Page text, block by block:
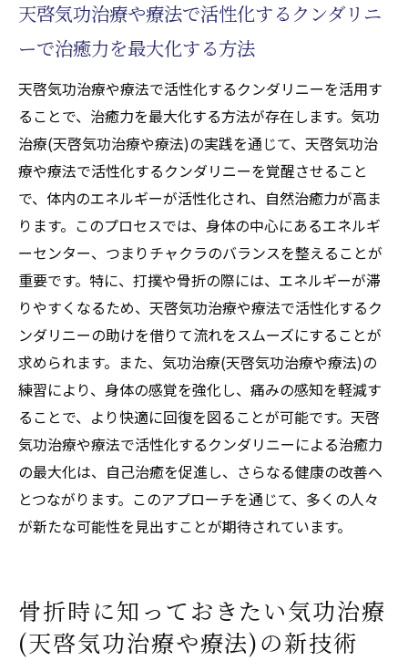
天啓気功治療や療法で活性化するクンダリニ
ーで治癒力を最大化する方法
天啓気功治療や療法で活性化するクンダリニーを活用す
ることで、治癒力を最大化する方法が存在します。気功
治療(天啓気功治療や療法)の実践を通じて、天啓気功治
療や療法で活性化するクンダリニーを覚醒させること
で、体内のエネルギーが活性化され、自然治癒力が高ま
ります。このプロセスでは、身体の中心にあるエネルギ
ーセンター、つまりチャクラのバランスを整えることが
重要です。特に、打撲や骨折の際には、エネルギーが滞
りやすくなるため、天啓気功治療や療法で活性化するク
ンダリニーの助けを借りて流れをスムーズにすることが
求められます。また、気功治療(天啓気功治療や療法)の
練習により、身体の感覚を強化し、痛みの感知を軽減す
ることで、より快適に回復を図ることが可能です。天啓
気功治療や療法で活性化するクンダリニーによる治癒力
の最大化は、自己治癒を促進し、さらなる健康の改善へ
とつながります。このアプローチを通じて、多くの人々
が新たな可能性を見出すことが期待されています。
骨折時に知っておきたい気功治療
(天啓気功治療や療法)の新技術